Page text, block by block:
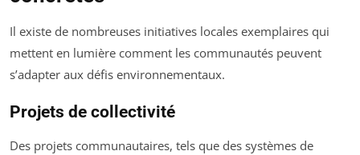
Il existe de nombreuses initiatives locales exemplaires qui
mettent en lumière comment les communautés peuvent
s’adapter aux défis environnementaux.
Projets de collectivité
Des projets communautaires, tels que des systèmes de